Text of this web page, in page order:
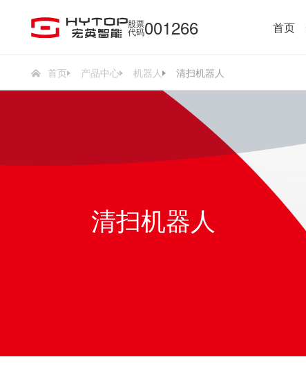
股票
代码001266 首页
首页 产品中心 机器人 清扫机器人
清扫机器人